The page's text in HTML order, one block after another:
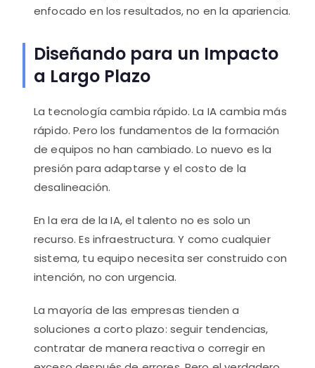
enfocado en los resultados, no en la apariencia.
Diseñando para un Impacto
a Largo Plazo
La tecnología cambia rápido. La IA cambia más
rápido. Pero los fundamentos de la formación
de equipos no han cambiado. Lo nuevo es la
presión para adaptarse y el costo de la
desalineación.
En la era de la IA, el talento no es solo un
recurso. Es infraestructura. Y como cualquier
sistema, tu equipo necesita ser construido con
intención, no con urgencia.
La mayoría de las empresas tienden a
soluciones a corto plazo: seguir tendencias,
contratar de manera reactiva o corregir en